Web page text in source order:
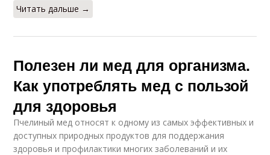
Читать дальше →
Полезен ли мед для организма.
Как употреблять мед с пользой
для здоровья
Пчелиный мед относят к одному из самых эффективных и
доступных природных продуктов для поддержания
здоровья и профилактики многих заболеваний и их